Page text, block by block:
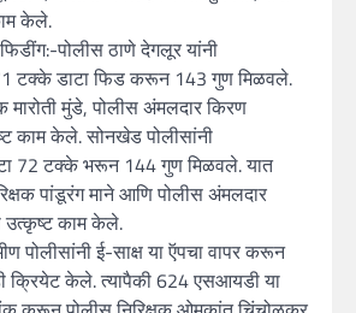
केले.
पोलीस ठाणे देगलूर यांनी
टक्के डाटा फिड करून 143 गुण मिळवले.
मारोती मुंडे, पोलीस अंमलदार किरण
काम केले. सोनखेड पोलीसांनी
72 टक्के भरून 144 गुण मिळवले. यात
पांडूरंग माने आणि पोलीस अंमलदार
उत्कृष्ट काम केले.
पोलीसांनी ई-साक्ष या ऍपचा वापर करून
क्रियेट केले. त्यापैकी 624 एसआयडी या